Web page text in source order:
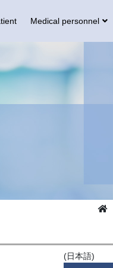
Medical personnel
(日本語)